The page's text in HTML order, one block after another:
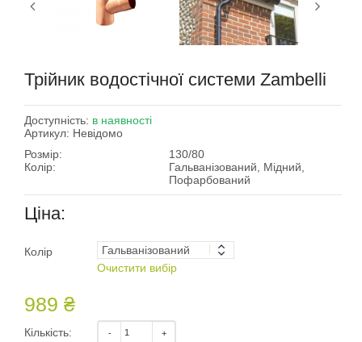
Трійник водостічної системи Zambelli
Доступність: в наявності
Артикул: Невідомо
Розмір:
130/80
Колір:
Гальванізований, Мідний,
Пофарбований
Ціна:
Колір
Очистити вибір
989 ₴
Кількість: